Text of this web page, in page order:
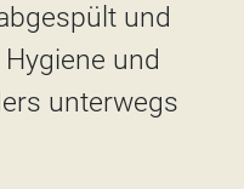
und
und
unterwegs